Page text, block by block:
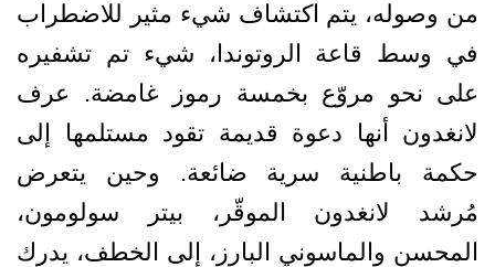
من وصوله، يتم اكتشاف شيء مثير للاضطراب
في وسط قاعة الروتوندا، شيء تم تشفيره
على نحو مروّع بخمسة رموز غامضة. عرف
لانغدون أنها دعوة قديمة تقود مستلمها إلى
حكمة باطنية سرية ضائعة. وحين يتعرض
مُرشد لانغدون الموقّر، بيتر سولومون،
المحسن والماسوني البارز، إلى الخطف، يدرك